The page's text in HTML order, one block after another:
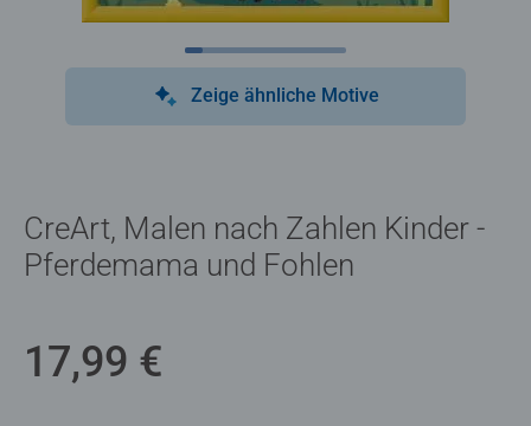
Zeige ähnliche Motive
CreArt, Malen nach Zahlen Kinder -
Pferdemama und Fohlen
17,99 €